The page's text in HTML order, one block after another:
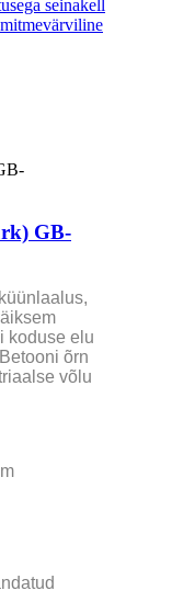
GB-
koduse elu
õrn
võlu